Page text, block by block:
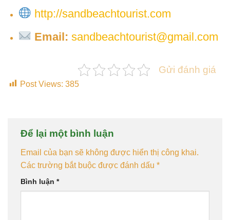
http://sandbeachtourist.com
Email: sandbeachtourist@gmail.com
Gửi đánh giá
Post Views: 385
Để lại một bình luận
Email của bạn sẽ không được hiển thị công khai.
Các trường bắt buộc được đánh dấu *
Bình luận *